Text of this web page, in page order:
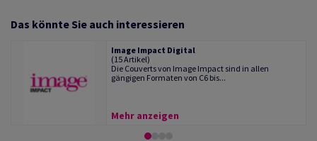
Das könnte Sie auch interessieren
Image Impact Digital
(15 Artikel)
Die Couverts von Image Impact sind in allen
gängigen Formaten von C6 bis...
Mehr anzeigen